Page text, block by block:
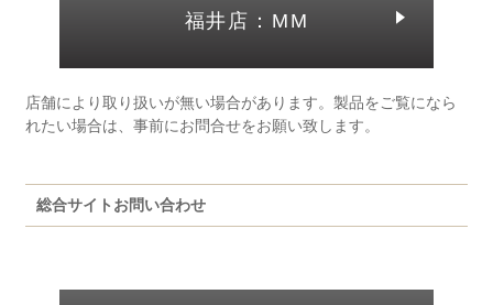
福井店：MM
店舗により取り扱いが無い場合があります。製品をご覧になら
れたい場合は、事前にお問合せをお願い致します。
総合サイトお問い合わせ